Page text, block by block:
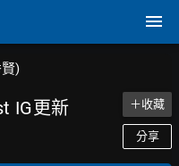
)
IG更新 ＋收藏
分享